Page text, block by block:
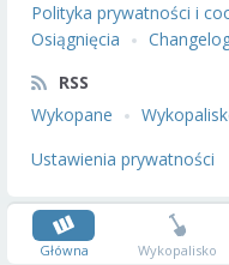
Polityka prywatności i
Osiągnięcia
RSS
Wykopane
Ustawienia prywatności
Główna Wykopalisko